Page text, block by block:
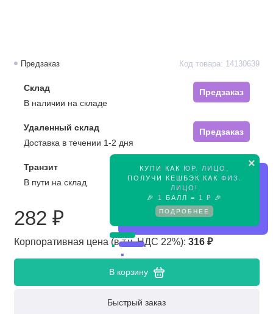
×
КУПИ КАК ЮР. ЛИЦО
ПОЛУЧИ КЕШБЭК КАК ФИЗ.
ЛИЦО !
🎉
1 БАЛЛ = 1 ₽ 🎉
ПОДРОБНЕЕ
Предзаказ Код товара: 14130639
Склад
Предзаказ
В наличии на складе
Удаленный склад
Предзаказ
Доставка в течении 1-2 дня
Транзит
Предзаказ
В пути на склад
282 ₽
Корпоративная цена (в т.ч. НДС 22%): 316 ₽
В корзину
Быстрый заказ